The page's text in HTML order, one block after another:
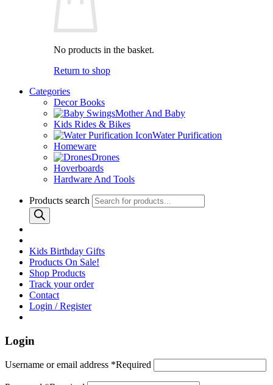
No products in the basket.
Return to shop
Categories
Decor Books
Mother And Baby
Kids Rides & Bikes
Water Purification
Homeware
Drones
Hoverboards
Hardware And Tools
Products search
Kids Birthday Gifts
Products On Sale!
Shop Products
Track your order
Contact
Login / Register
Login
Username or email address *Required